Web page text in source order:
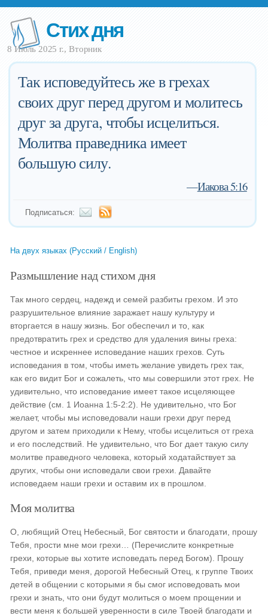
Стих дня
8 Июль 2025 г., Вторник
Так исповедуйтесь же в грехах
своих друг перед другом и молитесь
друг за друга, чтобы исцелиться.
Молитва праведника имеет
большую силу.
—Иакова 5:16
Подписаться:
На двух языках (Русский / English)
Размышление над стихом дня
Так много сердец, надежд и семей разбиты грехом. И это
разрушительное влияние заражает нашу культуру и
вторгается в нашу жизнь. Бог обеспечил и то, как
предотвратить грех и средство для удаления вины греха:
честное и искреннее исповедание наших грехов. Суть
исповедания в том, чтобы иметь желание увидеть грех так,
как его видит Бог и сожалеть, что мы совершили этот грех. Не
удивительно, что исповедание имеет такое исцеляющее
действие (см. 1 Иоанна 1:5-2:2). Не удивительно, что Бог
желает, чтобы мы исповедовали наши грехи друг перед
другом и затем приходили к Нему, чтобы исцелиться от греха
и его последствий. Не удивительно, что Бог дает такую силу
молитве праведного человека, который ходатайствует за
других, чтобы они исповедали свои грехи. Давайте
исповедаем наши грехи и оставим их в прошлом.
Моя молитва
О, любящий Отец Небесный, Бог святости и благодати, прошу
Тебя, прости мне мои грехи… (Перечислите конкретные
грехи, которые вы хотите исповедать перед Богом). Прошу
Тебя, приведи меня, дорогой Небесный Отец, к группе Твоих
детей в общении с которыми я бы смог исповедовать мои
грехи и знать, что они будут молиться о моем прощении и
вести меня к большей уверенности в силе Твоей благодати и